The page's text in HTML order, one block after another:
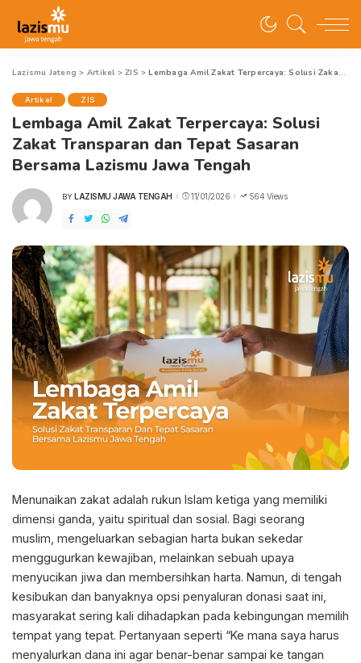
Lazismu Jateng > Artikel>ZIS >Lembaga Amil Zakat Terpercaya: Solusi Zakat Transparan dan Tepat Sasaran Bersama Lazismu Jawa Tengah
Artikel ZIS
Lembaga Amil Zakat Terpercaya: Solusi
Zakat Transparan dan Tepat Sasaran
Bersama Lazismu Jawa Tengah
POSTED
BY LAZISMU JAWA TENGAH 11/01/2026 564 Views
Menunaikan zakat adalah rukun Islam ketiga yang memiliki
dimensi ganda, yaitu spiritual dan sosial. Bagi seorang
muslim, mengeluarkan sebagian harta bukan sekedar
menggugurkan kewajiban, melainkan sebuah upaya
menyucikan jiwa dan membersihkan harta. Namun, di tengah
kesibukan dan banyaknya opsi penyaluran donasi saat ini,
masyarakat sering kali dihadapkan pada kebingungan memilih
tempat yang tepat. Pertanyaan seperti “Ke mana saya harus
menyalurkan dana ini agar benar-benar sampai ke tangan